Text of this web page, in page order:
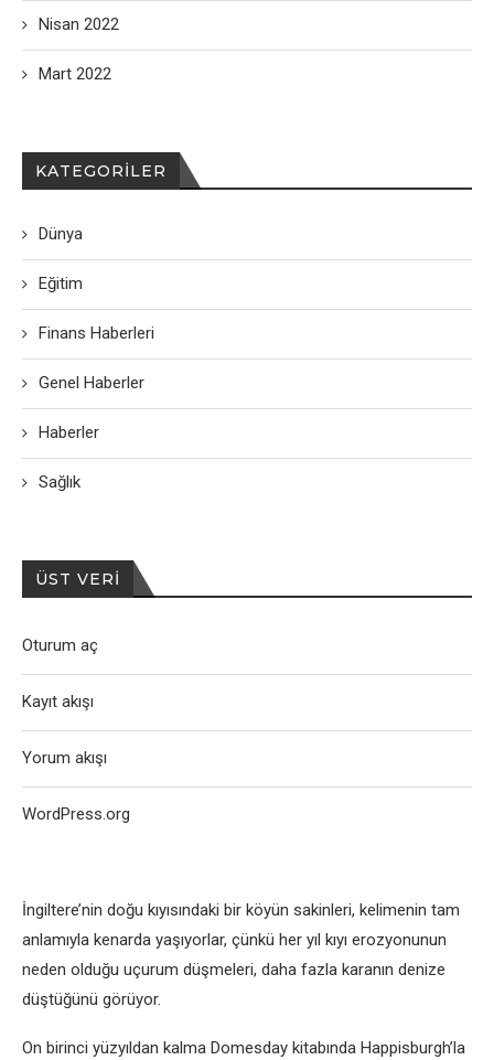
İngiltere’nin doğu kıyısındaki bir köyün sakinleri, kelimenin tam
anlamıyla kenarda yaşıyorlar, çünkü her yıl kıyı erozyonunun
neden olduğu uçurum düşmeleri, daha fazla karanın denize
düştüğünü görüyor.
On birinci yüzyıldan kalma Domesday kitabında Happisburgh’la
Nisan 2022
Mart 2022
KATEGORILER
Dünya
Eğitim
Finans Haberleri
Genel Haberler
Haberler
Sağlık
ÜST VERI
Oturum aç
Kayıt akışı
Yorum akışı
WordPress.org